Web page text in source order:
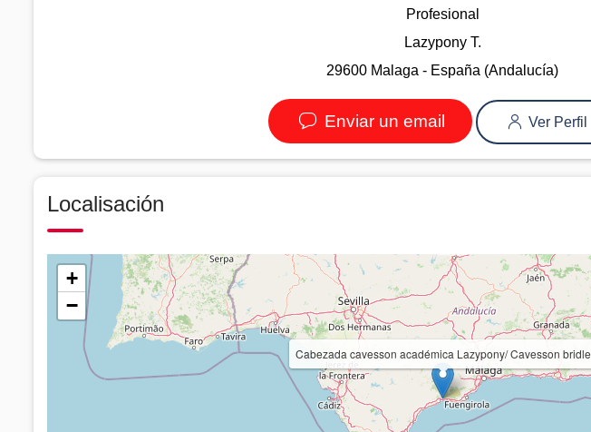
Profesional
Lazypony T.
29600 Malaga - España (Andalucía)
Enviar un email Ver Perfil
Localisación
Cabezada cavesson académica Lazypony/ Cavesson bridle
+
−